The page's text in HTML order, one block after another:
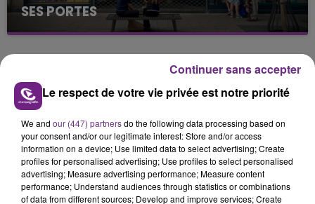
SES PORTES
C'était l'une des institutions du centre-ville
Le respect de votre vie privée est notre priorité
We and our (447) partnersdo the following data processing based on
your consent and/or our legitimate interest: Store and/or access
information on a device; Use limited data to select advertising; Create
profiles for personalised advertising; Use profiles to select personalised
advertising; Measure advertising performance; Measure content
performance; Understand audiences through statistics or combinations
of data from different sources; Develop and improve services; Create
Continuer sans accepter